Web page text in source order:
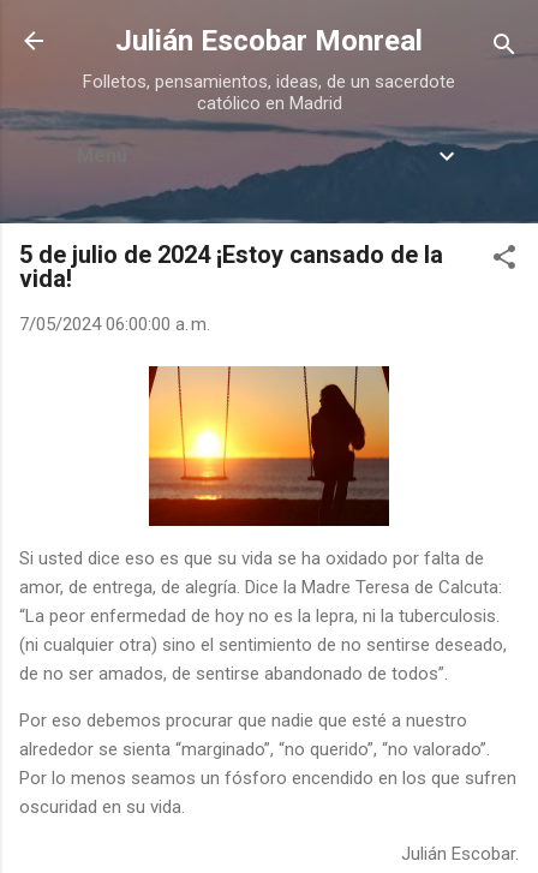
Ir al contenido principal
Julián Escobar Monreal
Folletos, pensamientos, ideas, de un sacerdote
católico en Madrid
Menú
5 de julio de 2024 ¡Estoy cansado de la
vida!
7/05/2024 06:00:00 a. m.
Si usted dice eso es que su vida se ha oxidado por falta de
amor, de entrega, de alegría. Dice la Madre Teresa de Calcuta:
“La peor enfermedad de hoy no es la lepra, ni la tuberculosis.
(ni cualquier otra) sino el sentimiento de no sentirse deseado,
de no ser amados, de sentirse abandonado de todos”.
Por eso debemos procurar que nadie que esté a nuestro
alrededor se sienta “marginado”, “no querido”, “no valorado”.
Por lo menos seamos un fósforo encendido en los que sufren
oscuridad en su vida.
Julián Escobar.